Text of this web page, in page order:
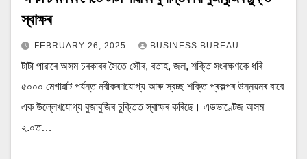
স্বাক্ষৰ
FEBRUARY 26, 2025 BUSINESS BUREAU
টাটা পাৱাৰে অসম চৰকাৰৰ সৈতে সৌৰ, বতাহ, জল, শক্তি সংৰক্ষণকে ধৰি
৫০০০ মেগাৱাট পৰ্যন্ত নবীকৰণযোগ্য আৰু স্বচ্ছ শক্তি প্ৰকল্পৰ উন্নয়নৰ বাবে
এক উল্লেখযোগ্য বুজাবুজিৰ চুক্তিত স্বাক্ষৰ কৰিছে। এডভাণ্টেজ অসম
২.০ত…